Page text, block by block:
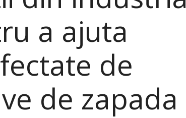
a ajuta
de
de zapada